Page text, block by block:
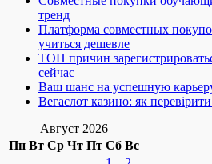
тренд
Платформа совместных
учиться дешевле
ТОП причин
сейчас
Ваш шанс на успешную
Вегаслот казино: як
Август 2026
Пн Вт Ср Чт Пт Сб Вс